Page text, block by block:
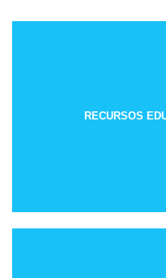
RECURSOS